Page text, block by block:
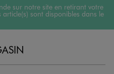
sur notre site en retirant votre
sont disponibles dans le